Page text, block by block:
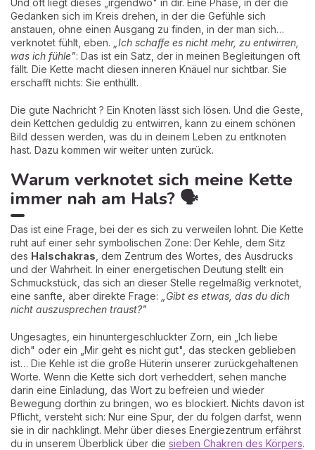
Gedanken sich im Kreis drehen, in der die Gefühle sich
anstauen, ohne einen Ausgang zu finden, in der man sich…
verknotet fühlt, eben.
„Ich schaffe es nicht mehr, zu entwirren,
was ich fühle": Das ist ein Satz, der in meinen Begleitungen oft
fällt. Die Kette macht diesen inneren Knäuel nur sichtbar. Sie
erschafft nichts: Sie enthüllt.
Die gute Nachricht ? Ein Knoten lässt sich lösen. Und die Geste,
dein Kettchen geduldig zu entwirren, kann zu einem schönen
Bild dessen werden, was du in deinem Leben zu entknoten
hast. Dazu kommen wir weiter unten zurück.
Warum verknotet sich meine Kette
immer nah am Hals? 🗣️
Das ist eine Frage, bei der es sich zu verweilen lohnt. Die Kette
ruht auf einer sehr symbolischen Zone: Der Kehle, dem Sitz
des Halschakras , dem Zentrum des Wortes, des Ausdrucks
und der Wahrheit. In einer energetischen Deutung stellt ein
Schmuckstück, das sich an dieser Stelle regelmäßig verknotet,
eine sanfte, aber direkte Frage:
„Gibt es etwas, das du dich
nicht auszusprechen traust?"
Ungesagtes, ein hinuntergeschluckter Zorn, ein „Ich liebe
dich" oder ein „Mir geht es nicht gut", das stecken geblieben
ist… Die Kehle ist die große Hüterin unserer zurückgehaltenen
Worte. Wenn die Kette sich dort verheddert, sehen manche
darin eine Einladung, das Wort zu befreien und wieder
Bewegung dorthin zu bringen, wo es blockiert. Nichts davon ist
Pflicht, versteht sich: Nur eine Spur, der du folgen darfst, wenn
sie in dir nachklingt. Mehr über dieses Energiezentrum erfährst
du in unserem Überblick über die sieben Chakren des Körpers.